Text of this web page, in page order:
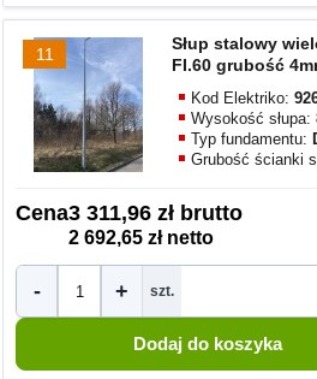
11
Słup stalowy
FI.60 grubość
Kod Elektriko:
Wysokość słupa:
Typ fundamentu:
Grubość ścianki
Cena3 311,96 zł brutto
2 692,65 zł netto
- + szt.